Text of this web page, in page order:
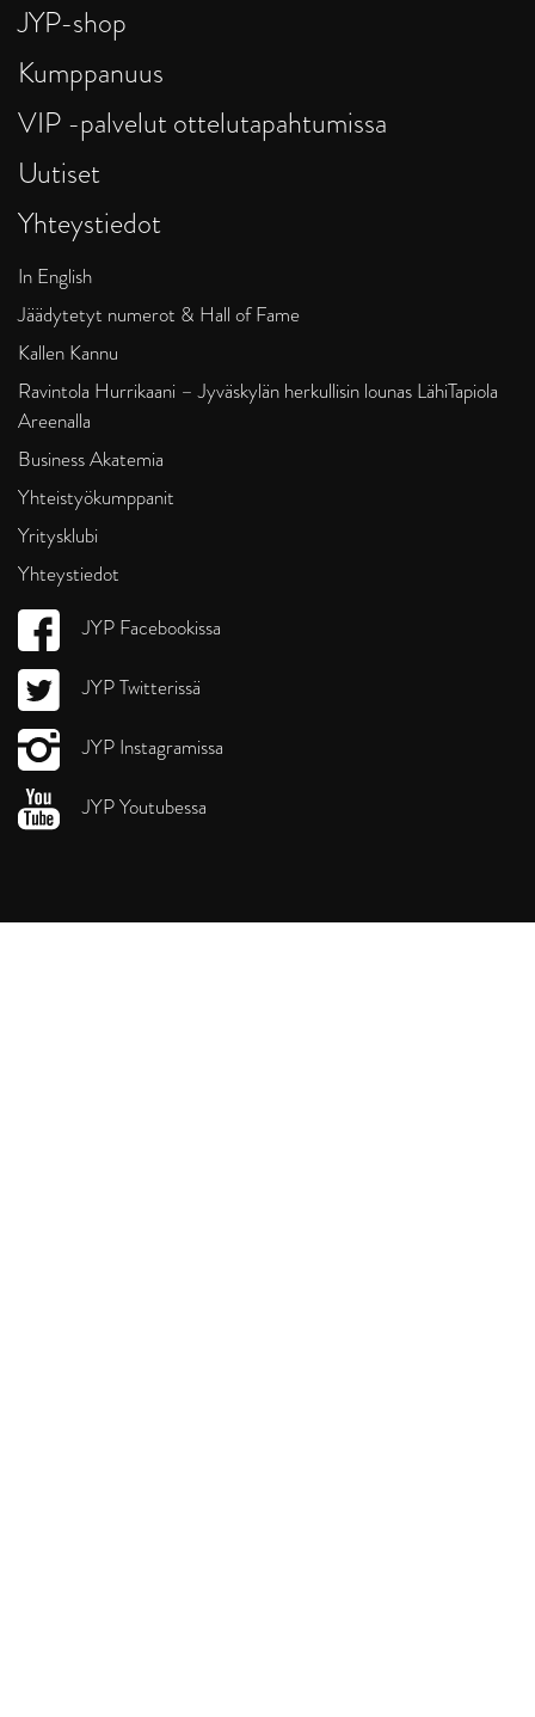
JYP-shop
Kumppanuus
VIP -palvelut ottelutapahtumissa
Uutiset
Yhteystiedot
In English
Jäädytetyt numerot & Hall of Fame
Kallen Kannu
Ravintola Hurrikaani – Jyväskylän herkullisin lounas LähiTapiola
Areenalla
Business Akatemia
Yhteistyökumppanit
Yritysklubi
Yhteystiedot
JYP Facebookissa
JYP Twitterissä
JYP Instagramissa
JYP Youtubessa